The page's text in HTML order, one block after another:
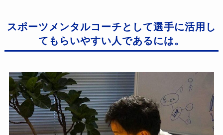
スポーツメンタルコーチとして選手に活用し
てもらいやすい人であるには。